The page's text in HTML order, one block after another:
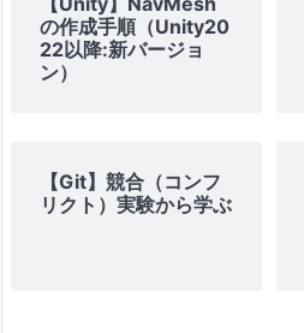
の作成手順（Unity20
22以降:新バージョ
ン）
【Git】競合（コンフ
リクト）実験から学ぶ